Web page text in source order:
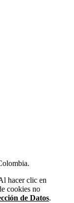
hacer clic en
cookies no
de Datos.